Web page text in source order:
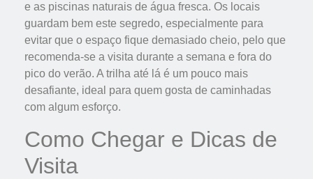
e as piscinas naturais de água fresca. Os locais
guardam bem este segredo, especialmente para
evitar que o espaço fique demasiado cheio, pelo que
recomenda-se a visita durante a semana e fora do
pico do verão. A trilha até lá é um pouco mais
desafiante, ideal para quem gosta de caminhadas
com algum esforço.
Como Chegar e Dicas de
Visita